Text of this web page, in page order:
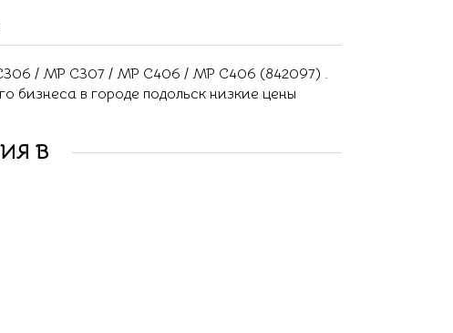
/ MP C307 / MP C406 / MP C406 (842097) .
бизнеса в городе подольск низкие цены
В